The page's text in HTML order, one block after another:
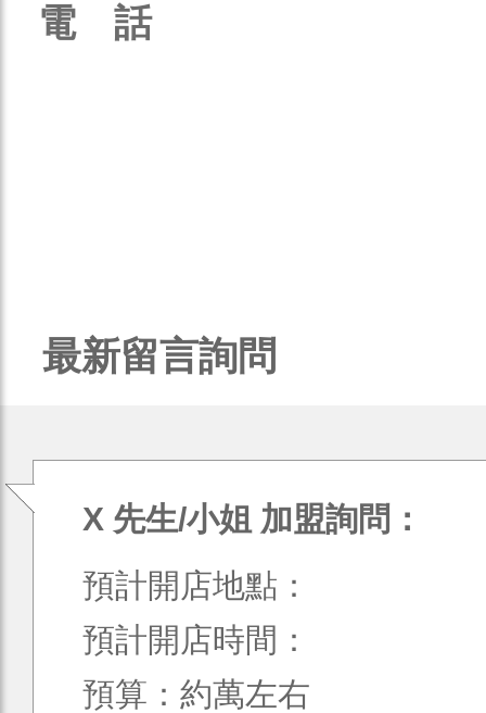
電 話
最新留言詢問
X 先生/小姐 加盟詢問：
預計開店地點：
預計開店時間：
預算：約萬左右